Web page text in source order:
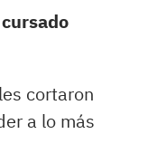
cortaron
a lo más